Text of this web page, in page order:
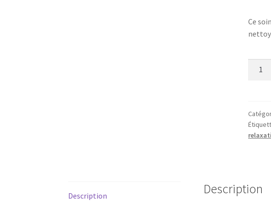
Ce
(1h15)
Description Description